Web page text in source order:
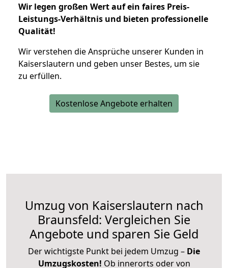
Wir legen großen Wert auf ein faires Preis-
Leistungs-Verhältnis und bieten professionelle
Qualität!
Wir verstehen die Ansprüche unserer Kunden in
Kaiserslautern und geben unser Bestes, um sie
zu erfüllen.
Kostenlose Angebote erhalten
Umzug von Kaiserslautern nach
Braunsfeld: Vergleichen Sie
Angebote und sparen Sie Geld
Der wichtigste Punkt bei jedem Umzug – Die
Umzugskosten! Ob innerorts oder von